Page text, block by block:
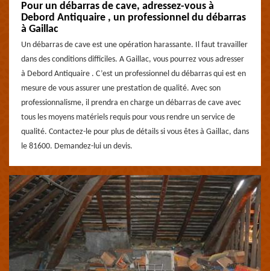
Pour un débarras de cave, adressez-vous à
Debord Antiquaire , un professionnel du débarras
à Gaillac
Un débarras de cave est une opération harassante. Il faut travailler
dans des conditions difficiles. A Gaillac, vous pourrez vous adresser
à Debord Antiquaire . C’est un professionnel du débarras qui est en
mesure de vous assurer une prestation de qualité. Avec son
professionnalisme, il prendra en charge un débarras de cave avec
tous les moyens matériels requis pour vous rendre un service de
qualité. Contactez-le pour plus de détails si vous êtes à Gaillac, dans
le 81600. Demandez-lui un devis.